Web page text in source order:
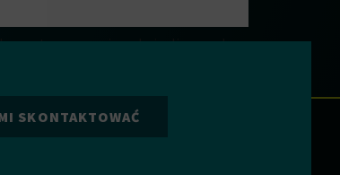
w niemal niezliczonych
ma swój własny, specjalny obszar
SKONTAKTOWAĆ